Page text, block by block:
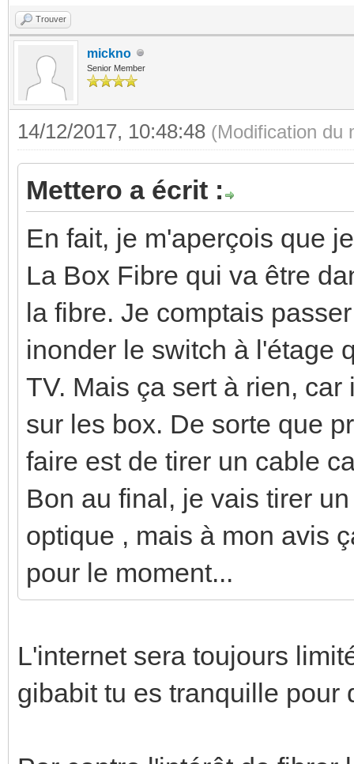
Trouver
mickno
Senior Member
14/12/2017, 10:48:48 (Modification du
Mettero a écrit :
En fait, je m'aperçois que
La Box Fibre qui va être
la fibre. Je comptais
inonder le switch à l'étage
TV. Mais ça sert à rien,
sur les box. De sorte que
faire est de tirer un cable
Bon au final, je vais tirer
optique , mais à mon avis
pour le moment...
L'internet sera toujours
gibabit tu es tranquille pour